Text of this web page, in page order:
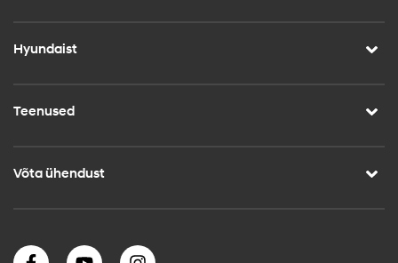
Hyundaist
Teenused
Võta ühendust